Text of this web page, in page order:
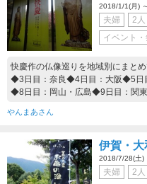
2018/1/1(月)
夫婦 2人
イベント・
快慶作の仏像巡りを地域別にまと
◆3日目：奈良◆4日目：大阪◆5日
◆8日目：岡山・広島◆9日目：関
やんまあさん
伊賀・大
2018/7/28(土)
夫婦 2人